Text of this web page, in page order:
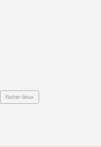
flutter-linux